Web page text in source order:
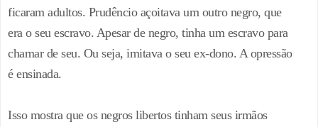
ficaram adultos. Prudêncio açoitava um outro negro, que
era o seu escravo. Apesar de negro, tinha um escravo para
chamar de seu. Ou seja, imitava o seu ex-dono. A opressão
é ensinada.
Isso mostra que os negros libertos tinham seus irmãos